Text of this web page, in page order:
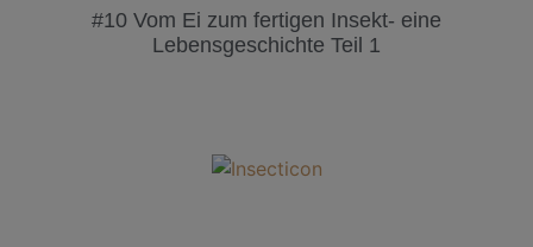
#10 Vom Ei zum fertigen Insekt- eine
Lebensgeschichte Teil 1